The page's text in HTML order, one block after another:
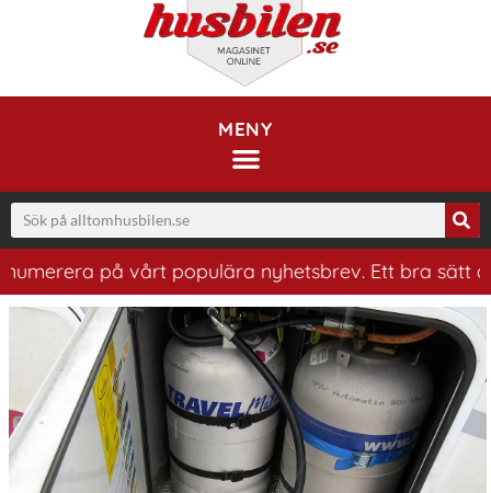
MENY
på vårt populära nyhetsbrev. Ett bra sätt att ha